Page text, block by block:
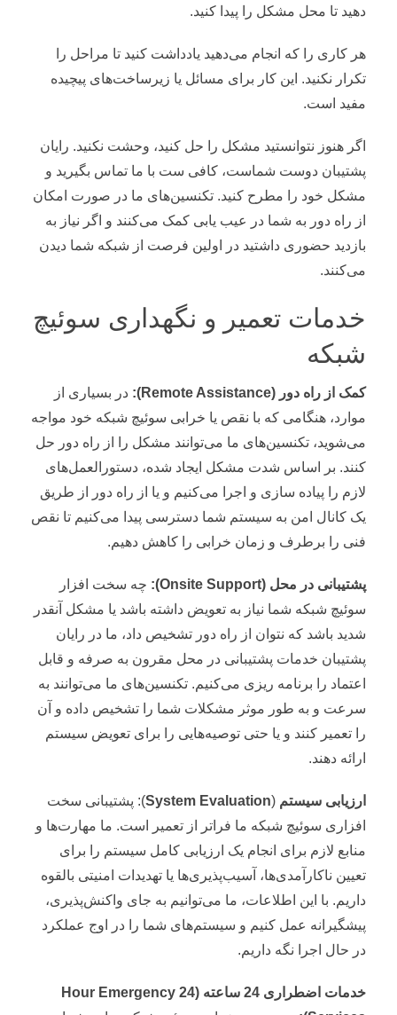
دهید تا محل مشکل را پیدا کنید.
هر کاری را که انجام می‌دهید یادداشت کنید تا مراحل را
تکرار نکنید. این کار برای مسائل یا زیرساخت‌های پیچیده
مفید است.
اگر هنوز نتوانستید مشکل را حل کنید، وحشت نکنید. رایان
پشتیبان دوست شماست، کافی ست با ما تماس بگیرید و
مشکل خود را مطرح کنید. تکنسین‌های ما در صورت امکان
از راه دور به شما در عیب یابی کمک می‌کنند و اگر نیاز به
بازدید حضوری داشتید در اولین فرصت از شبکه شما دیدن
می‌کنند.
خدمات تعمیر و نگهداری سوئیچ
شبکه
کمک از راه دور (Remote Assistance)
: در بسیاری از
موارد، هنگامی که با نقص یا خرابی سوئیچ شبکه خود مواجه
می‌شوید، تکنسین‌های ما می‌توانند مشکل را از راه دور حل
کنند. بر اساس شدت مشکل ایجاد شده، دستورالعمل‌های
لازم را پیاده سازی و اجرا می‌کنیم و یا از راه دور از طریق
یک کانال امن به سیستم شما دسترسی پیدا می‌کنیم تا نقص
فنی را برطرف و زمان خرابی را کاهش دهیم.
پشتیبانی در محل (Onsite Support
): چه سخت افزار
سوئیچ شبکه شما نیاز به تعویض داشته باشد یا مشکل آنقدر
شدید باشد که نتوان از راه دور تشخیص داد، ما در رایان
پشتیبان خدمات پشتیبانی در محل مقرون به صرفه و قابل
اعتماد را برنامه ریزی می‌کنیم. تکنسین‌های ما می‌توانند به
سرعت و به طور موثر مشکلات شما را تشخیص داده و آن
را تعمیر کنند و یا حتی توصیه‌هایی را برای تعویض سیستم
ارائه دهند.
ارزیابی سیستم (
System Evaluation): پشتیبانی سخت
افزاری سوئیچ شبکه ما فراتر از تعمیر است. ما مهارت‌ها و
منابع لازم برای انجام یک ارزیابی کامل سیستم را برای
تعیین ناکارآمدی‌ها، آسیب‌پذیری‌ها یا تهدیدات امنیتی بالقوه
داریم. با این اطلاعات، ما می‌توانیم به جای واکنش‌پذیری،
پیشگیرانه عمل کنیم و سیستم‌های شما را در اوج عملکرد
در حال اجرا نگه داریم.
خدمات اضطراری 24 ساعته (
24 Hour Emergency